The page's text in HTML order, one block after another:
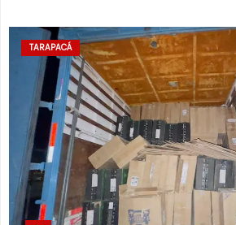
TARAPACÁ